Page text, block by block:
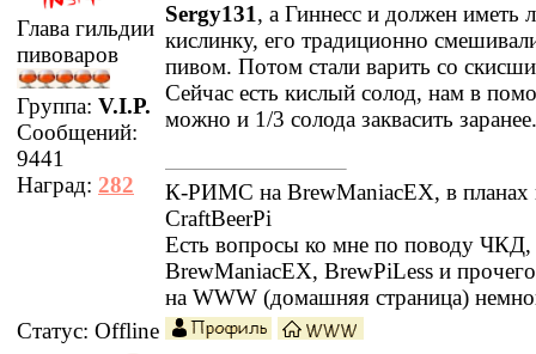
Глава гильдии
пивоваров
Группа: V.I.P.
Сообщений:
9441
Наград: 282
Sergy131, а Гиннесс и должен иметь
кислинку, его традиционно
пивом. Потом стали варить со
Сейчас есть кислый солод, нам в
можно и 1/3 солода заквасить заранее.
К-РИМС на BrewManiacEX, в планах
CraftBeerPi
Есть вопросы ко мне по поводу
BrewManiacEX, BrewPiLess и
на WWW (домашняя страница)
Статус: Offline